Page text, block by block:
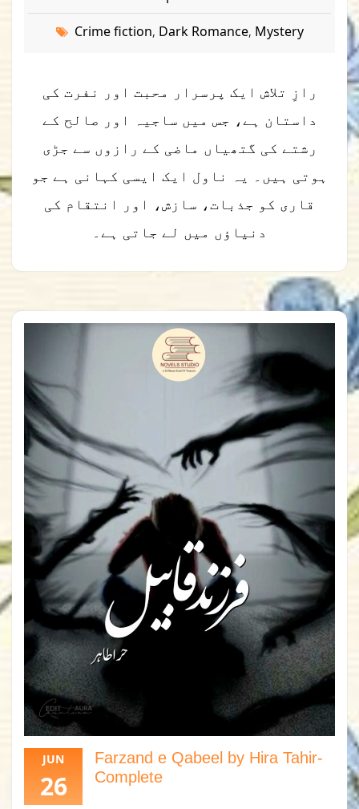
Crime fiction, Dark Romance, Mystery
رازِ تلاش ایک پرسرار محبت اور نفرت کی
داستان ہے، جس میں ساجیہ اور صالح کے
رشتے کی گتھیاں ماضی کے رازوں سے جڑی
ہوتی ہیں۔ یہ ناول ایک ایسی کہانی ہے جو
قاری کو جذبات، سازش، اور انتقام کی
دنیاؤں میں لے جاتی ہے۔
JUN
26
Farzand e Qabeel by Hira Tahir-
Complete